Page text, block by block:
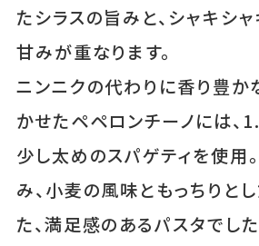
たシラスの旨みと、シャキシ
甘みが重なります。
ニンニクの代わりに香り豊か
かせたペペロンチーノには
少し太めのスパゲティを使用
み、小麦の風味ともっちりと
た、満足感のあるパスタでした